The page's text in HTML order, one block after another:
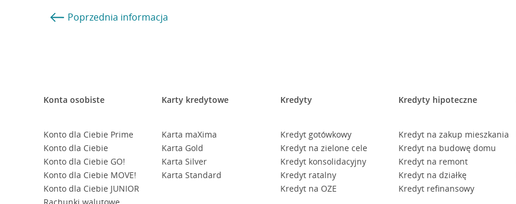
Poprzednia informacja
Konta osobiste
Konto dla Ciebie Prime
Konto dla Ciebie
Konto dla Ciebie GO!
Konto dla Ciebie MOVE!
Konto dla Ciebie JUNIOR
Karty kredytowe
Karta maXima
Karta Gold
Karta Silver
Karta Standard
Kredyty
Kredyt gotówkowy
Kredyt na zielone cele
Kredyt konsolidacyjny
Kredyt ratalny
Kredyt na OZE
Kredyty hipoteczne
Kredyt na zakup mieszkania
Kredyt na budowę domu
Kredyt na remont
Kredyt na działkę
Kredyt refinansowy